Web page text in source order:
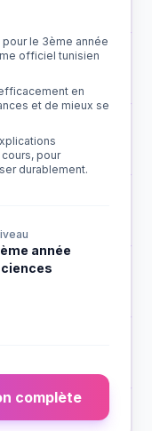
officiel tunisien
en
pour
durablement.
année
complète